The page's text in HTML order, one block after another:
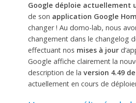
Google déploie actuellement
de son application Google
changer ! Au domo-lab, nous
changement dans le changelog
effectuant nos mises à jour
Google affiche clairement la
description de la version 4.49
actuellement en cours de